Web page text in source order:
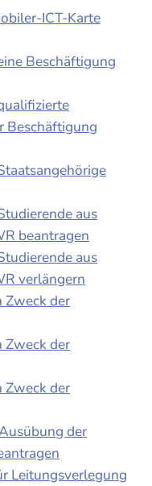
ICT-Karte
Beschäftigung
Beschäftigung
aus
beantragen
aus
verlängern
der
der
der
der
Leitungsverlegung